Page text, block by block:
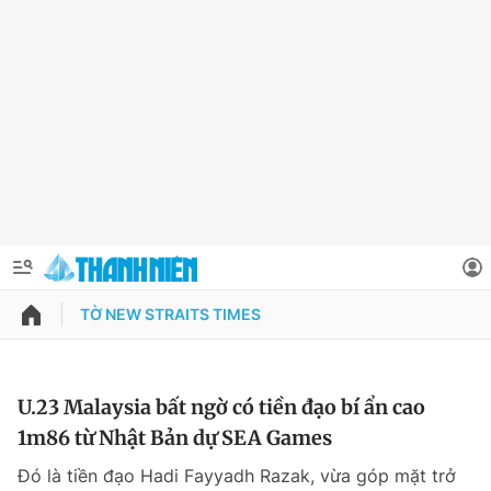
QUẢNG CÁO
Thông tin tài khoản
Đổi mật khẩu
TỜ NEW STRAITS TIMES
U.23 Malaysia bất ngờ có tiền đạo bí ẩn cao
1m86 từ Nhật Bản dự SEA Games
Đó là tiền đạo Hadi Fayyadh Razak, vừa góp mặt trở